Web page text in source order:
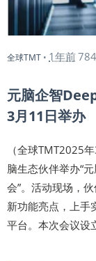
全球TMT • 1年前
元脑企智
3月11日举办
（全球TMT2025
脑生态伙伴举办“
会”。活动现场，
新功能亮点，上手
平台。本次会议设